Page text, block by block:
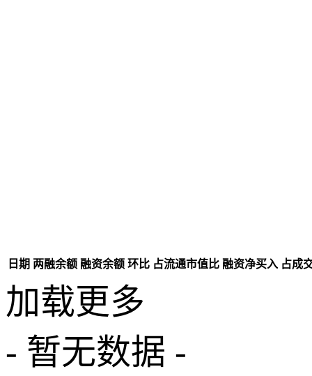
日期 两融余额 融资余额 环比 占流通市值比 融资净买入 占成
加载更多
- 暂无数据 -